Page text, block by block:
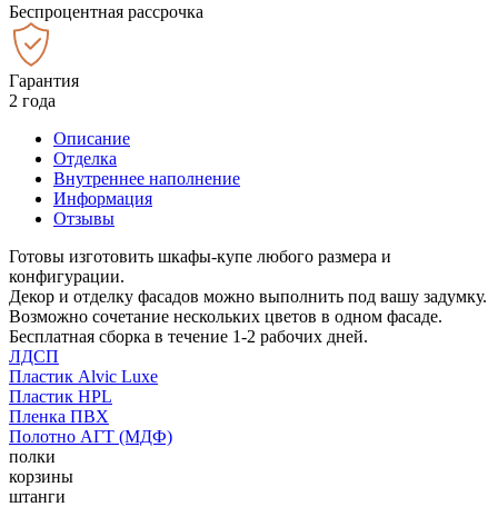
Беспроцентная рассрочка
Гарантия
2 года
Описание
Отделка
Внутреннее наполнение
Информация
Отзывы
Готовы изготовить шкафы-купе любого размера и
конфигурации.
Декор и отделку фасадов можно выполнить под вашу задумку.
Возможно сочетание нескольких цветов в одном фасаде.
Бесплатная сборка в течение 1-2 рабочих дней.
ЛДСП
Пластик Alvic Luxe
Пластик HPL
Пленка ПВХ
Полотно АГТ (МДФ)
полки
корзины
штанги